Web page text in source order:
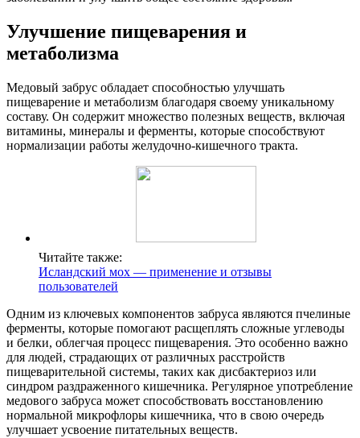
Улучшение пищеварения и
метаболизма
Медовый забрус обладает способностью улучшать
пищеварение и метаболизм благодаря своему уникальному
составу. Он содержит множество полезных веществ, включая
витамины, минералы и ферменты, которые способствуют
нормализации работы желудочно-кишечного тракта.
Читайте также:
Исландский мох — применение и отзывы
пользователей
Одним из ключевых компонентов забруса являются пчелиные
ферменты, которые помогают расщеплять сложные углеводы
и белки, облегчая процесс пищеварения. Это особенно важно
для людей, страдающих от различных расстройств
пищеварительной системы, таких как дисбактериоз или
синдром раздраженного кишечника. Регулярное употребление
медового забруса может способствовать восстановлению
нормальной микрофлоры кишечника, что в свою очередь
улучшает усвоение питательных веществ.